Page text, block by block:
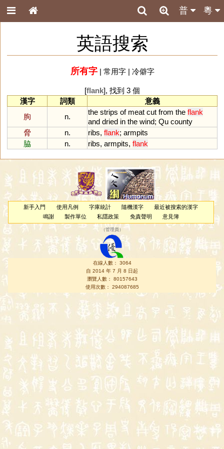
粵
普
英語搜索
所有字| 常用字| 冷僻字
[flank], 找到 3 個
漢字
詞類
意義
朐
n.
the strips of meat cut from the flank
and dried in the wind; Qu county
脅
n. ribs, flank; armpits
脇
n. ribs, armpits, flank
新手入門 使用凡例 字庫統計 隨機漢字
最近被搜索的漢字
鳴謝
製作單位 私隱政策 免責聲明 意見簿
（管理員 ）
在線人數： 3064
自 2014 年 7 月 8 日起
瀏覽人數： 80157643
使用次數： 294087685